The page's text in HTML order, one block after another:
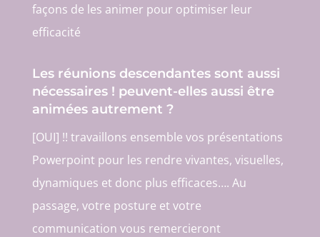
façons de les animer pour optimiser leur
efficacité
Les réunions descendantes sont aussi
nécessaires ! peuvent-elles aussi être
animées autrement ?
[OUI] !! travaillons ensemble vos présentations
Powerpoint pour les rendre vivantes, visuelles,
dynamiques et donc plus efficaces…. Au
passage, votre posture et votre
communication vous remercieront